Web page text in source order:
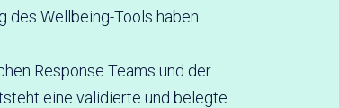
des Wellbeing-Tools haben.
Response Teams und der
eine validierte und belegte